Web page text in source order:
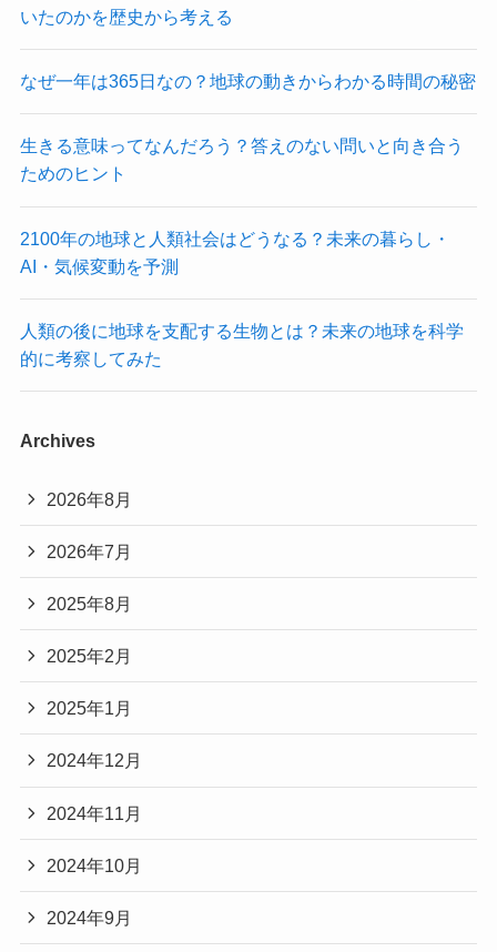
いたのかを歴史から考える
なぜ一年は365日なの？地球の動きからわかる時間の秘密
生きる意味ってなんだろう？答えのない問いと向き合う
ためのヒント
2100年の地球と人類社会はどうなる？未来の暮らし・
AI・気候変動を予測
人類の後に地球を支配する生物とは？未来の地球を科学
的に考察してみた
Archives
2026年8月
2026年7月
2025年8月
2025年2月
2025年1月
2024年12月
2024年11月
2024年10月
2024年9月